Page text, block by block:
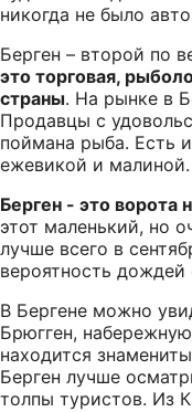
никогда не было
Берген – второй по
это торговая,
страны. На рынке в
Продавцы с
поймана рыба. Есть
ежевикой и малиной.
Берген - это ворота
этот маленький, но
лучше всего в
вероятность дождей
В Бергене можно
Брюгген,
находится
Берген лучше
толпы туристов. Из